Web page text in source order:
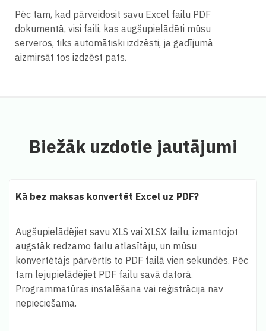
Pēc tam, kad pārveidosit savu Excel failu PDF
dokumentā, visi faili, kas augšupielādēti mūsu
serveros, tiks automātiski izdzēsti, ja gadījumā
aizmirsāt tos izdzēst pats.
Biežāk uzdotie jautājumi
Kā bez maksas konvertēt Excel uz PDF?
Augšupielādējiet savu XLS vai XLSX failu, izmantojot
augstāk redzamo failu atlasītāju, un mūsu
konvertētājs pārvērtīs to PDF failā vien sekundēs. Pēc
tam lejupielādējiet PDF failu savā datorā.
Programmatūras instalēšana vai reģistrācija nav
nepieciešama.